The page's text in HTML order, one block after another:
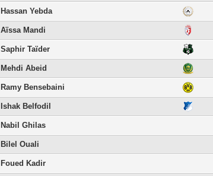
Hassan Yebda
Aïssa Mandi
Saphir Taïder
Mehdi Abeid
Ramy Bensebaini
Ishak Belfodil
Nabil Ghilas
Bilel Ouali
Foued Kadir